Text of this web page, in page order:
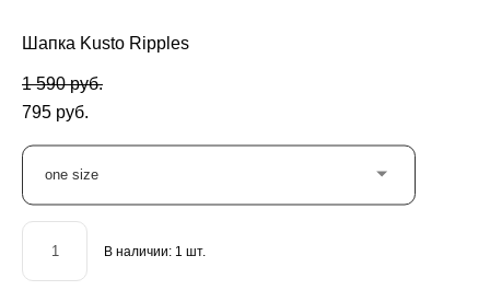
Шапка Kusto Ripples
1 590 pуб.
795 pуб.
one size
В наличии: 1 шт.